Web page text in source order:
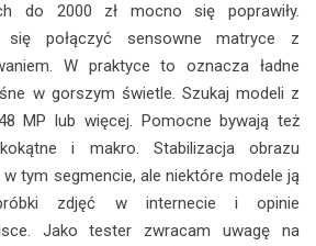
do 2000 zł mocno się poprawiły.
się połączyć sensowne matryce z
W praktyce to oznacza ładne
w gorszym świetle. Szukaj modeli z
MP lub więcej. Pomocne bywają też
i makro. Stabilizacja obrazu
tym segmencie, ale niektóre modele ją
zdjęć w internecie i opinie
Jako tester zwracam uwagę na